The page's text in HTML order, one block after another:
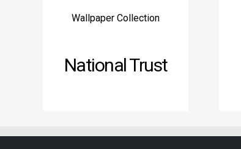
Wallpaper Collection
National Trust